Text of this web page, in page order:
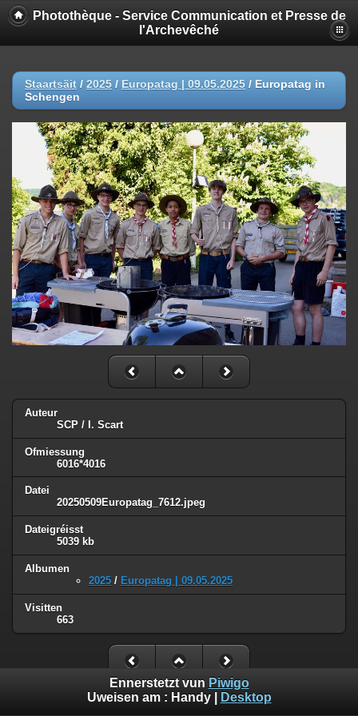
Photothèque - Service Communication et Presse de
l'Archevêché
Staartsäit / 2025 / Europatag | 09.05.2025 / Europatag in
Schengen
Auteur
SCP / I. Scart
Ofmiessung
6016*4016
Datei
20250509Europatag_7612.jpeg
Dateigréisst
5039 kb
Albumen
2025 / Europatag | 09.05.2025
Visitten
663
Ennerstetzt vun Piwigo
Uweisen am : Handy| Desktop